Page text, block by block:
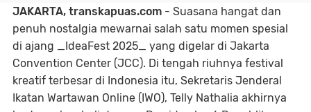
JAKARTA, transkapuas.com - Suasana hangat dan
penuh nostalgia mewarnai salah satu momen spesial
di ajang _IdeaFest 2025_ yang digelar di Jakarta
Convention Center (JCC). Di tengah riuhnya festival
kreatif terbesar di Indonesia itu, Sekretaris Jenderal
Ikatan Wartawan Online (IWO), Telly Nathalia akhirnya